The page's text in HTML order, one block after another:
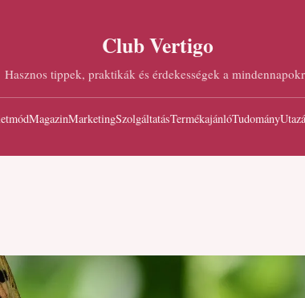
Club Vertigo
Hasznos tippek, praktikák és érdekességek a
MagazinMarketingSzolgáltatásTermékajánlóTudomány